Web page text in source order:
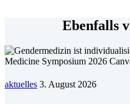
Ebenfalls
aktuelles 3. August 2026